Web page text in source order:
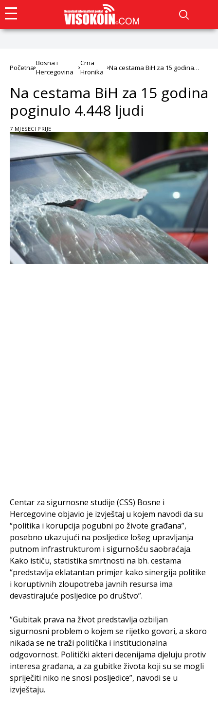
Početna
Bosna i
Hercegovina
Crna
Hronika
Na cestama BiH za 15 godina
Na cestama BiH za 15 godina
poginulo 4.448 ljudi
7 MJESECI PRIJE
Centar za sigurnosne studije (CSS) Bosne i
Hercegovine objavio je izvještaj u kojem navodi da su
“politika i korupcija pogubni po živote građana”,
posebno ukazujući na posljedice lošeg upravljanja
putnom infrastrukturom i sigurnošću saobraćaja.
Kako ističu, statistika smrtnosti na bh. cestama
“predstavlja eklatantan primjer kako sinergija politike
i koruptivnih zloupotreba javnih resursa ima
devastirajuće posljedice po društvo”.
“Gubitak prava na život predstavlja ozbiljan
sigurnosni problem o kojem se rijetko govori, a skoro
nikada se ne traži politička i institucionalna
odgovornost. Politički akteri decenijama djeluju protiv
interesa građana, a za gubitke života koji su se mogli
spriječiti niko ne snosi posljedice”, navodi se u
izvještaju.